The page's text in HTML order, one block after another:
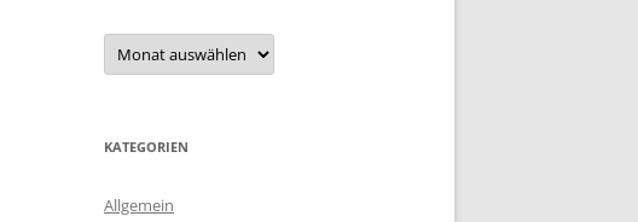
Archiv
KATEGORIEN
Allgemein